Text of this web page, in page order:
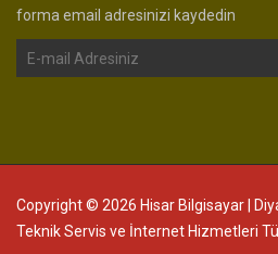
forma email adresinizi kaydedin
Copyright © 2026 Hisar Bilgisayar |
Teknik Servis ve İnternet Hizmetleri